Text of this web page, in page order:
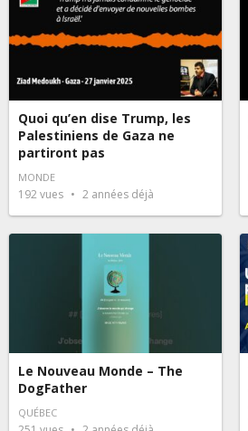
Quoi qu’en dise Trump, les
Palestiniens de Gaza ne
partiront pas
MONDE
192vues 2 années déjà
Le Nouveau Monde – The
DogFather
QUÉBEC